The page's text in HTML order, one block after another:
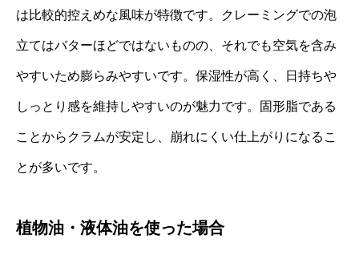
は比較的控えめな風味が特徴です。クレーミングでの泡
立てはバターほどではないものの、それでも空気を含み
やすいため膨らみやすいです。保湿性が高く、日持ちや
しっとり感を維持しやすいのが魅力です。固形脂である
ことからクラムが安定し、崩れにくい仕上がりになるこ
とが多いです。
植物油・液体油を使った場合